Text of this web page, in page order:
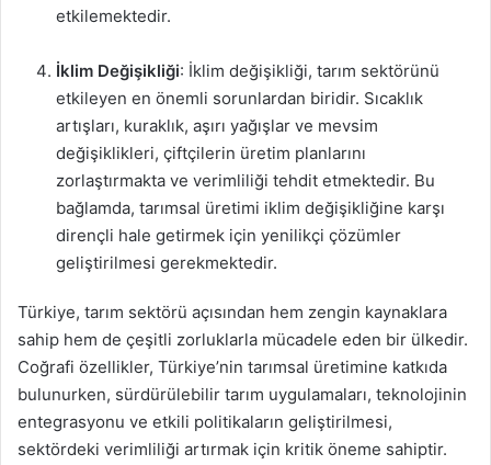
etkilemektedir.
İklim Değişikliği: İklim değişikliği, tarım sektörünü
etkileyen en önemli sorunlardan biridir. Sıcaklık
artışları, kuraklık, aşırı yağışlar ve mevsim
değişiklikleri, çiftçilerin üretim planlarını
zorlaştırmakta ve verimliliği tehdit etmektedir. Bu
bağlamda, tarımsal üretimi iklim değişikliğine karşı
dirençli hale getirmek için yenilikçi çözümler
geliştirilmesi gerekmektedir.
Türkiye, tarım sektörü açısından hem zengin kaynaklara
sahip hem de çeşitli zorluklarla mücadele eden bir ülkedir.
Coğrafi özellikler, Türkiye’nin tarımsal üretimine katkıda
bulunurken, sürdürülebilir tarım uygulamaları, teknolojinin
entegrasyonu ve etkili politikaların geliştirilmesi,
sektördeki verimliliği artırmak için kritik öneme sahiptir.